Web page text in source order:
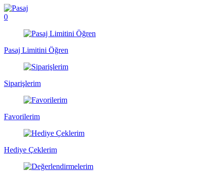
0
Pasaj Limitini Öğren
Siparişlerim
Favorilerim
Hediye Çeklerim